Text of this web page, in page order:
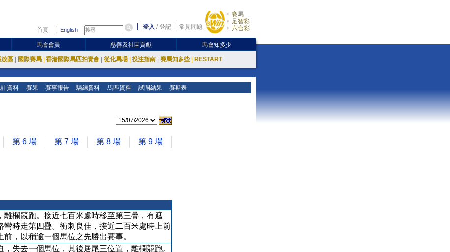
首頁 English 登入 /登記 常見問題
賽馬
足智彩
六合彩
馬會會員 慈善及社區貢獻 馬會知多少
放區 國際賽馬 香港國際馬匹拍賣會 從化馬場 投注指南 賽馬知多些 RESTART
資料 賽果 賽事報告 騎練資料 馬匹資料 試閘結果 賽期表
第 6 場 第 7 場 第 8 場 第 9 場
離欄競跑。接近七百米處時移至第三疊，有遮
彎時走第四疊。衝刺良佳，接近二百米處時上前
前，以稍逾一個馬位之先勝出賽事。
，失去一個馬位，其後居尾三位置，離欄競跑。